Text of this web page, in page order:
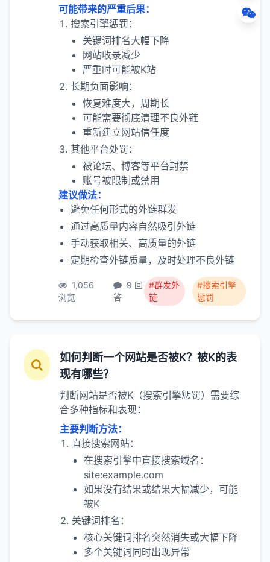
可能带来的严重后果：
搜索引擎惩罚：
关键词排名大幅下降
网站收录减少
严重时可能被K站
长期负面影响：
恢复难度大，周期长
可能需要彻底清理不良外链
重新建立网站信任度
其他平台处罚：
被论坛、博客等平台封禁
账号被限制或禁用
建议做法：
避免任何形式的外链群发
通过高质量内容自然吸引外链
手动获取相关、高质量的外链
定期检查外链质量，及时处理不良外链
1,056
浏览
9 回
答
#群发外
链
#搜索引擎
惩罚
如何判断一个网站是否被K？被K的表
现有哪些？
判断网站是否被K（搜索引擎惩罚）需要综
合多种指标和表现：
主要判断方法：
直接搜索网站：
在搜索引擎中直接搜索域名：
site:example.com
如果没有结果或结果大幅减少，可能
被K
关键词排名：
核心关键词排名突然消失或大幅下降
多个关键词同时出现异常